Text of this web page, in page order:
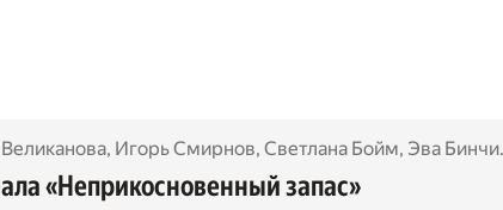
, Игорь Смирнов, Светлана Бойм, Эва Бинчик
«Неприкосновенный запас»